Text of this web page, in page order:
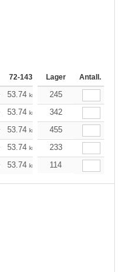
72-143 144-287 288 +
Lager Antall.
53.74 kr 51.07
245
53.74 kr 51.07
342
53.74 kr 51.07
455
53.74 kr 51.07
233
53.74 kr 51.07
114